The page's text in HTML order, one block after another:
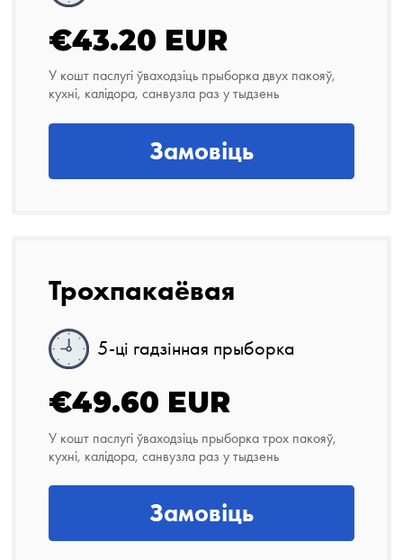
€43.20 EUR
У кошт паслугі ўваходзіць прыборка двух пакояў,
кухні, калідора, санвузла раз у тыдзень
Замовіць
Трохпакаёвая
5-ці гадзінная прыборка
€49.60 EUR
У кошт паслугі ўваходзіць прыборка трох пакояў,
кухні, калідора, санвузла раз у тыдзень
Замовіць